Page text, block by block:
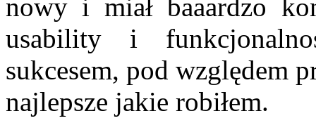
nowy i miał baaardzo
usability i
sukcesem, pod względem
najlepsze jakie robiłem.